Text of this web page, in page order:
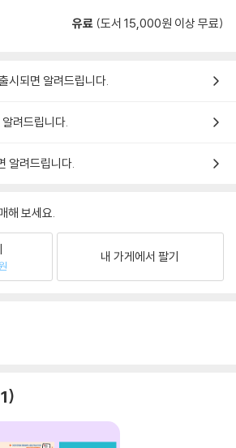
유료 (도서 15,000원 이상 무료)
시되면 알려드립니다.
려드립니다.
알려드립니다.
해 보세요.
내 가게에서 팔기
1